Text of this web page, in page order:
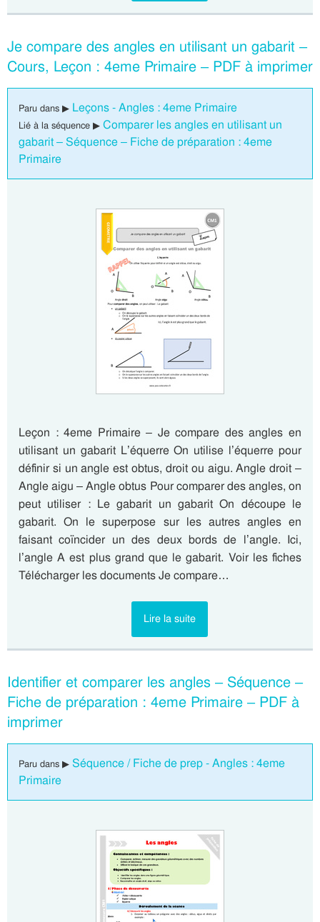
Je compare des angles en utilisant un gabarit –
Cours, Leçon : 4eme Primaire – PDF à imprimer
Paru dans ▶ Leçons - Angles : 4eme Primaire
Lié à la séquence ▶ Comparer les angles en utilisant un
gabarit – Séquence – Fiche de préparation : 4eme
Primaire
Leçon : 4eme Primaire – Je compare des angles en
utilisant un gabarit L’équerre On utilise l’équerre pour
définir si un angle est obtus, droit ou aigu. Angle droit –
Angle aigu – Angle obtus Pour comparer des angles, on
peut utiliser : Le gabarit un gabarit On découpe le
gabarit. On le superpose sur les autres angles en
faisant coïncider un des deux bords de l’angle. Ici,
l’angle A est plus grand que le gabarit. Voir les fiches
Télécharger les documents Je compare…
Lire la suite
Identifier et comparer les angles – Séquence –
Fiche de préparation : 4eme Primaire – PDF à
imprimer
Paru dans ▶ Séquence / Fiche de prep - Angles : 4eme
Primaire